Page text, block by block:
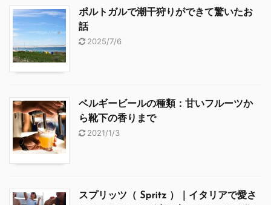
ポルトガルで潮干狩りができて驚いたお
話
2025/7/6
ベルギービールの種類：甘いフルーツか
ら靴下の香りまで
2021/1/3
スプリッツ（ Spritz ）｜イタリアで愛さ